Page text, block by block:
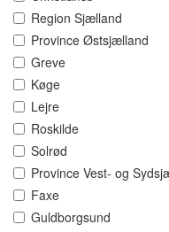
Region Sjælland
Province Østsjælland
Greve
Køge
Lejre
Roskilde
Solrød
Province Vest- og
Faxe
Guldborgsund